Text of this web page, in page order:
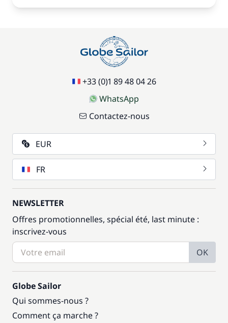
+33 (0)1 89 48 04 26
WhatsApp
Contactez-nous
EUR
FR
NEWSLETTER
Offres promotionnelles, spécial été, last minute :
inscrivez-vous
OK
Globe Sailor
Qui sommes-nous ?
Comment ça marche ?